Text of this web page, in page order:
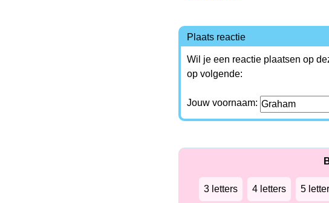
Plaats reactie
Wil je een reactie plaatsen op
op volgende:
Jouw voornaam:
3 letters 4 letters 5